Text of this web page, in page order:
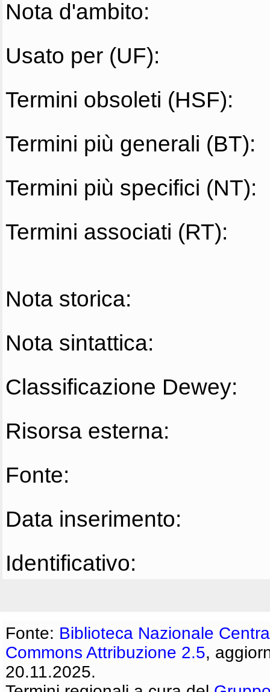
Nota d'ambito:
Usato per (UF):
Termini obsoleti (HSF):
Termini più generali (BT):
Termini più specifici (NT):
Termini associati (RT):
Nota storica:
Nota sintattica:
Classificazione Dewey:
Risorsa esterna:
Fonte:
Data inserimento:
Identificativo:
Fonte: Biblioteca Nazionale
Commons Attribuzione 2.5,
20.11.2025.